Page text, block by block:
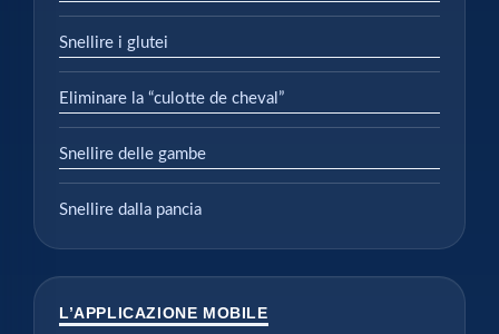
Snellire i glutei
Eliminare la “culotte de cheval”
Snellire delle gambe
Snellire dalla pancia
L’APPLICAZIONE MOBILE